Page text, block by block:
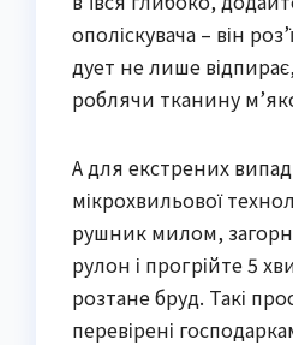
ополіскувача – він
дует не лише
роблячи тканину
А для екстрених
мікрохвильової
рушник милом,
рулон і прогрійте 5
розтане бруд. Такі
перевірені